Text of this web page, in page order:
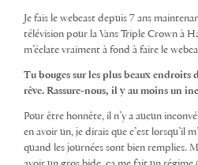
Je fais le webcast depuis 7 ans
télévision pour la Vans Triple Crown à
m’éclate vraiment à fond à faire le
Tu bouges sur les plus beaux endroits
rêve. Rassure-nous, il y au moins un
Pour être honnête, il n’y a aucun
en avoir un, je dirais que c’est lorsqu’il
quand les journées sont bien remplies.